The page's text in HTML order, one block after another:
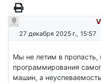
27 декабря 2025 г., 15:57
Мы не летим в
программирования
машин, а